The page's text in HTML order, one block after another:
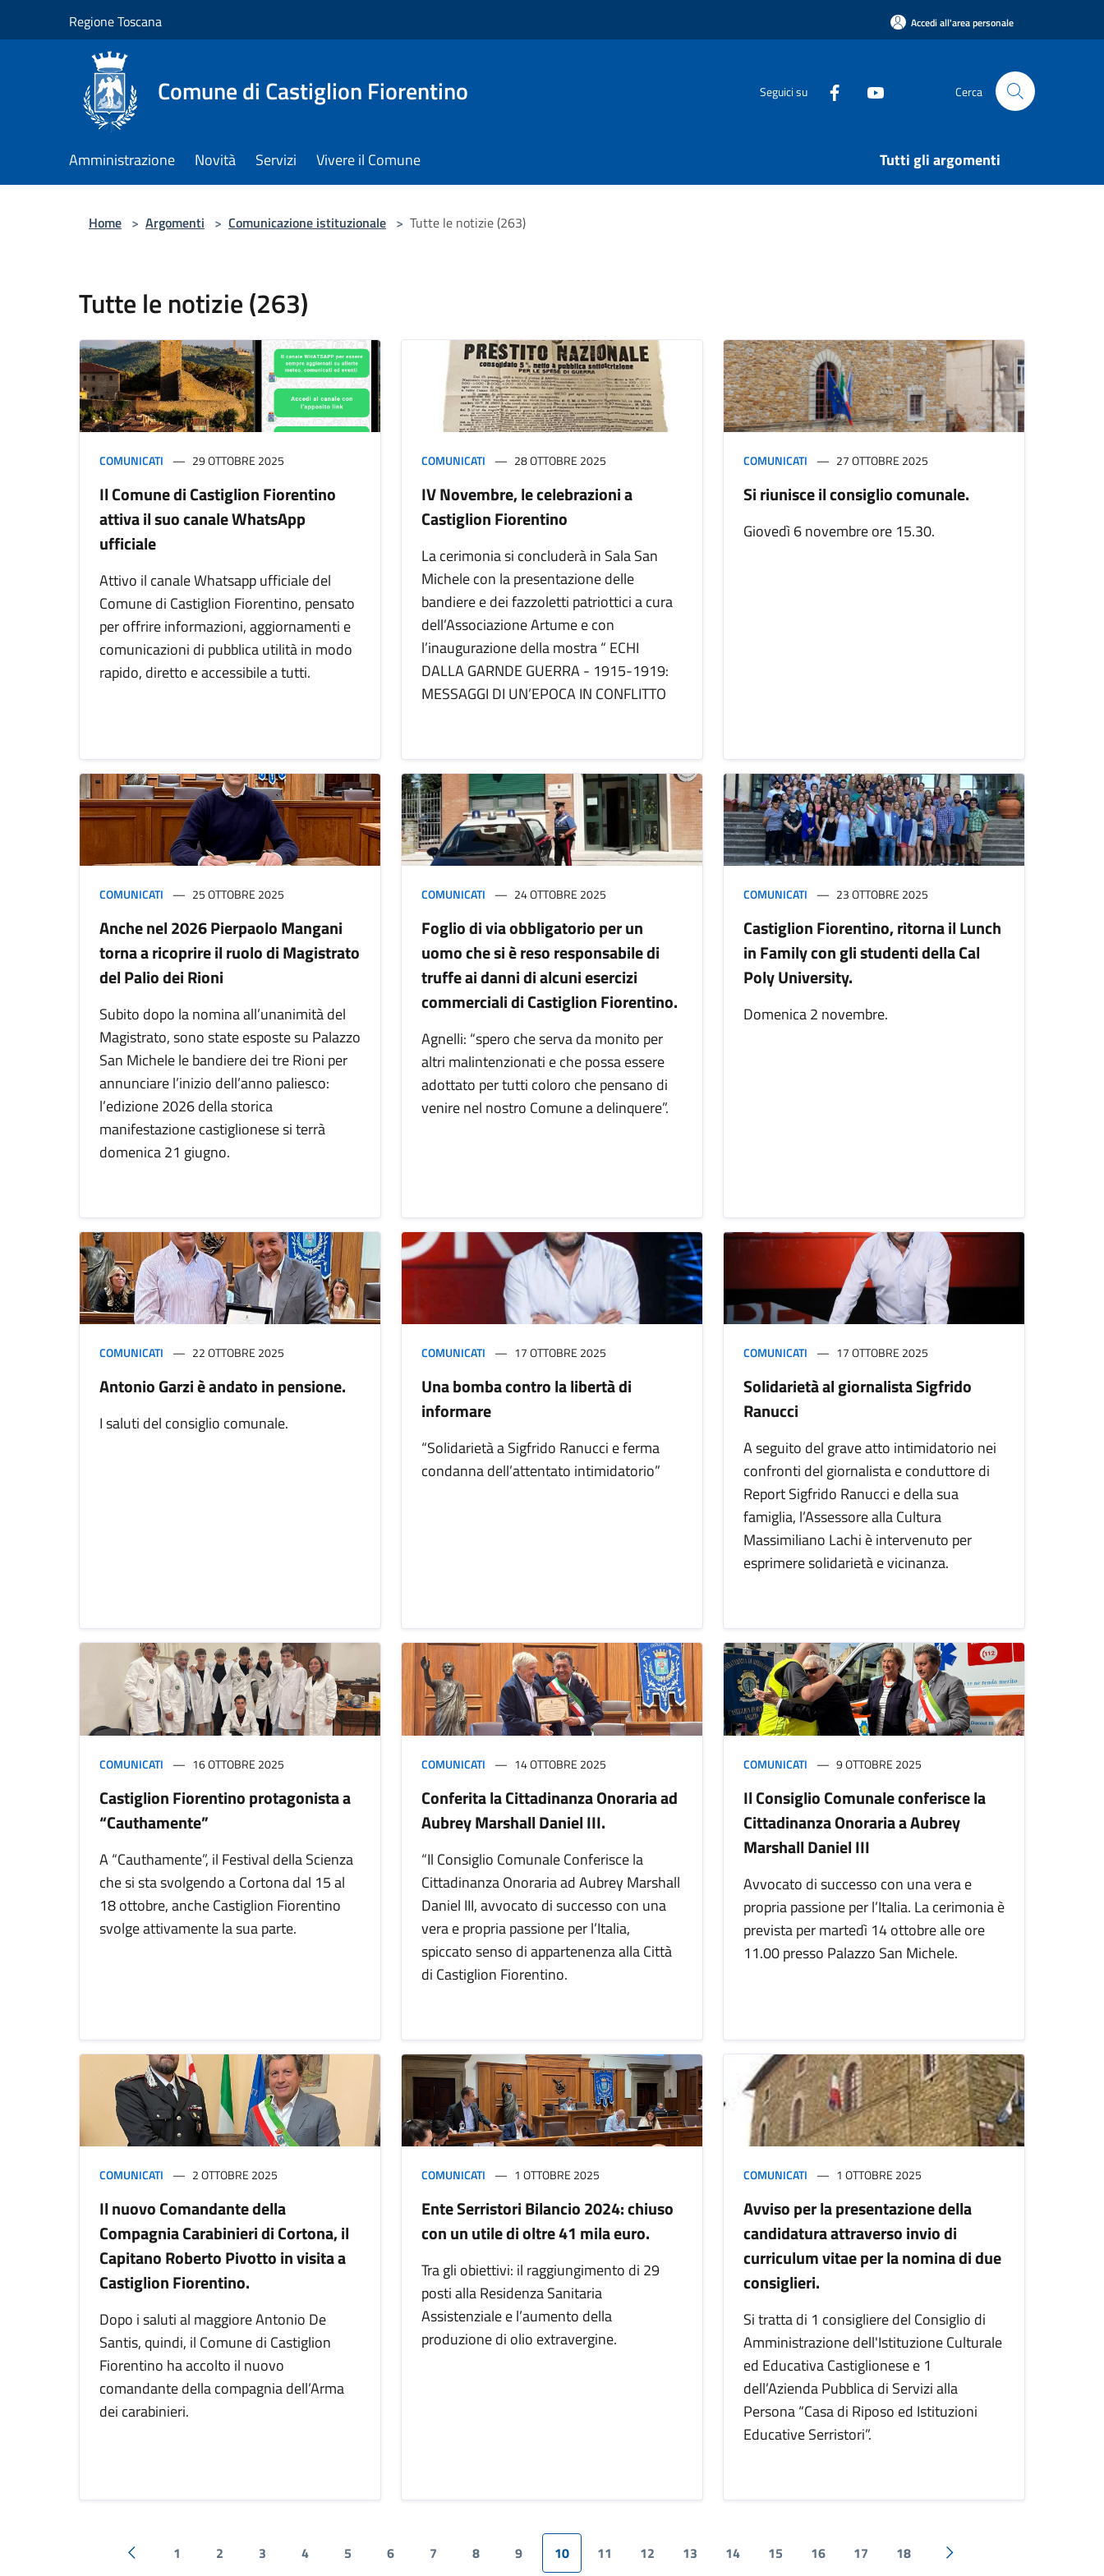
Regione Toscana Accedi all'area personale
Comune di Castiglion Fiorentino Seguici su Cerca
Amministrazione Novità Servizi Vivere il Comune Tutti gli argomenti
Home > Argomenti > Comunicazione istituzionale > Tutte le notizie (263)
Tutte le notizie (263)
COMUNICATI 29 OTTOBRE 2025
Il Comune di Castiglion Fiorentino
attiva il suo canale WhatsApp
ufficiale
Attivo il canale Whatsapp ufficiale del
Comune di Castiglion Fiorentino, pensato
per offrire informazioni, aggiornamenti e
comunicazioni di pubblica utilità in modo
rapido, diretto e accessibile a tutti.
COMUNICATI 28 OTTOBRE 2025
IV Novembre, le celebrazioni a
Castiglion Fiorentino
La cerimonia si concluderà in Sala San
Michele con la presentazione delle
bandiere e dei fazzoletti patriottici a cura
dell’Associazione Artume e con
l’inaugurazione della mostra “ ECHI
DALLA GARNDE GUERRA - 1915-1919:
MESSAGGI DI UN’EPOCA IN CONFLITTO
COMUNICATI 27 OTTOBRE 2025
Si riunisce il consiglio comunale.
Giovedì 6 novembre ore 15.30.
COMUNICATI 25 OTTOBRE 2025
Anche nel 2026 Pierpaolo Mangani
torna a ricoprire il ruolo di Magistrato
del Palio dei Rioni
Subito dopo la nomina all’unanimità del
Magistrato, sono state esposte su Palazzo
San Michele le bandiere dei tre Rioni per
annunciare l’inizio dell’anno paliesco:
l’edizione 2026 della storica
manifestazione castiglionese si terrà
domenica 21 giugno.
COMUNICATI 24 OTTOBRE 2025
Foglio di via obbligatorio per un
uomo che si è reso responsabile di
truffe ai danni di alcuni esercizi
commerciali di Castiglion Fiorentino.
Agnelli: “spero che serva da monito per
altri malintenzionati e che possa essere
adottato per tutti coloro che pensano di
venire nel nostro Comune a delinquere”.
COMUNICATI 23 OTTOBRE 2025
Castiglion Fiorentino, ritorna il Lunch
in Family con gli studenti della Cal
Poly University.
Domenica 2 novembre.
COMUNICATI 22 OTTOBRE 2025
Antonio Garzi è andato in pensione.
I saluti del consiglio comunale.
COMUNICATI 17 OTTOBRE 2025
Una bomba contro la libertà di
informare
“Solidarietà a Sigfrido Ranucci e ferma
condanna dell’attentato intimidatorio”
COMUNICATI 17 OTTOBRE 2025
Solidarietà al giornalista Sigfrido
Ranucci
A seguito del grave atto intimidatorio nei
confronti del giornalista e conduttore di
Report Sigfrido Ranucci e della sua
famiglia, l’Assessore alla Cultura
Massimiliano Lachi è intervenuto per
esprimere solidarietà e vicinanza.
COMUNICATI 16 OTTOBRE 2025
Castiglion Fiorentino protagonista a
“Cauthamente”
A “Cauthamente”, il Festival della Scienza
che si sta svolgendo a Cortona dal 15 al
18 ottobre, anche Castiglion Fiorentino
svolge attivamente la sua parte.
COMUNICATI 14 OTTOBRE 2025
Conferita la Cittadinanza Onoraria ad
Aubrey Marshall Daniel III.
“Il Consiglio Comunale Conferisce la
Cittadinanza Onoraria ad Aubrey Marshall
Daniel III, avvocato di successo con una
vera e propria passione per l’Italia,
spiccato senso di appartenenza alla Città
di Castiglion Fiorentino.
COMUNICATI 9 OTTOBRE 2025
Il Consiglio Comunale conferisce la
Cittadinanza Onoraria a Aubrey
Marshall Daniel III
Avvocato di successo con una vera e
propria passione per l’Italia. La cerimonia è
prevista per martedì 14 ottobre alle ore
11.00 presso Palazzo San Michele.
COMUNICATI 2 OTTOBRE 2025
Il nuovo Comandante della
Compagnia Carabinieri di Cortona, il
Capitano Roberto Pivotto in visita a
Castiglion Fiorentino.
Dopo i saluti al maggiore Antonio De
Santis, quindi, il Comune di Castiglion
Fiorentino ha accolto il nuovo
comandante della compagnia dell’Arma
dei carabinieri.
COMUNICATI 1 OTTOBRE 2025
Ente Serristori Bilancio 2024: chiuso
con un utile di oltre 41 mila euro.
Tra gli obiettivi: il raggiungimento di 29
posti alla Residenza Sanitaria
Assistenziale e l’aumento della
produzione di olio extravergine.
COMUNICATI 1 OTTOBRE 2025
Avviso per la presentazione della
candidatura attraverso invio di
curriculum vitae per la nomina di due
consiglieri.
Si tratta di 1 consigliere del Consiglio di
Amministrazione dell'Istituzione Culturale
ed Educativa Castiglionese e 1
dell’Azienda Pubblica di Servizi alla
Persona “Casa di Riposo ed Istituzioni
Educative Serristori”.
Pagina precedente
1 2 3 4 5 6 7 8 9 10 11 12 13 14 15 16 17 18
Pagina successiva